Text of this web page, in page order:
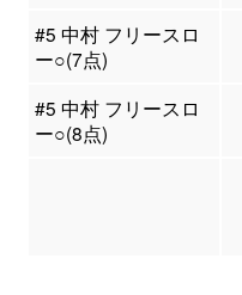
#5 中村 フリースロ
ー○(7点)
#5 中村 フリースロ
ー○(8点)